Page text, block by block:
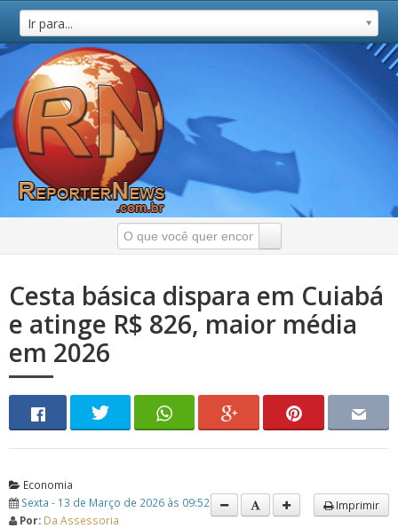
Ir para...
Cesta básica dispara em Cuiabá
e atinge R$ 826, maior média
em 2026
Economia
Sexta - 13 de Março de 2026 às 09:52
Por: Da Assessoria
Imprimir